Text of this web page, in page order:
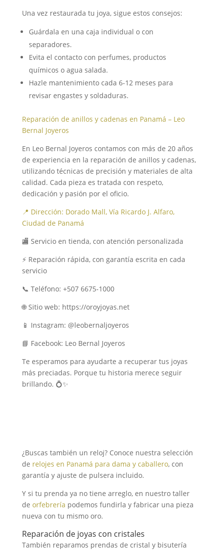
Una vez restaurada tu joya, sigue estos consejos:
Guárdala en una caja individual o con
separadores.
Evita el contacto con perfumes, productos
químicos o agua salada.
Hazle mantenimiento cada 6-12 meses para
revisar engastes y soldaduras.
Reparación de anillos y cadenas en Panamá – Leo
Bernal Joyeros
En Leo Bernal Joyeros contamos con más de 20 años
de experiencia en la reparación de anillos y cadenas,
utilizando técnicas de precisión y materiales de alta
calidad. Cada pieza es tratada con respeto,
dedicación y pasión por el oficio.
📍 Dirección: Dorado Mall, Vía Ricardo J. Alfaro,
Ciudad de Panamá
🏬 Servicio en tienda, con atención personalizada
⚡ Reparación rápida, con garantía escrita en cada
servicio
📞 Teléfono: +507 6675-1000
🌐 Sitio web: https://oroyjoyas.net
📱 Instagram: @leobernaljoyeros
📘 Facebook: Leo Bernal Joyeros
Te esperamos para ayudarte a recuperar tus joyas
más preciadas. Porque tu historia merece seguir
brillando. 💍✨
¿Buscas también un reloj? Conoce nuestra selección
de relojes en Panamá para dama y caballero, con
garantía y ajuste de pulsera incluido.
Y si tu prenda ya no tiene arreglo, en nuestro taller
de orfebrería podemos fundirla y fabricar una pieza
nueva con tu mismo oro.
Reparación de joyas con cristales
También reparamos prendas de cristal y bisutería